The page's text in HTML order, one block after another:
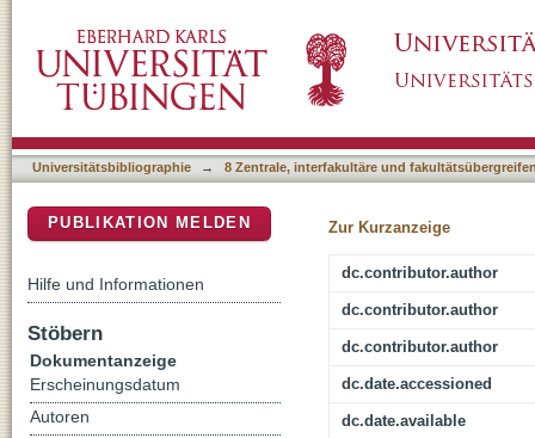
Universitätsbibliographie → 8 Zentrale, interfakultäre und
Zur Kurzanzeige
dc.contributor.author
dc.contributor.author
dc.contributor.author
dc.date.accessioned
dc.date.available
PUBLIKATION MELDEN
Hilfe und Informationen
Stöbern
Dokumentanzeige
Erscheinungsdatum
Autoren